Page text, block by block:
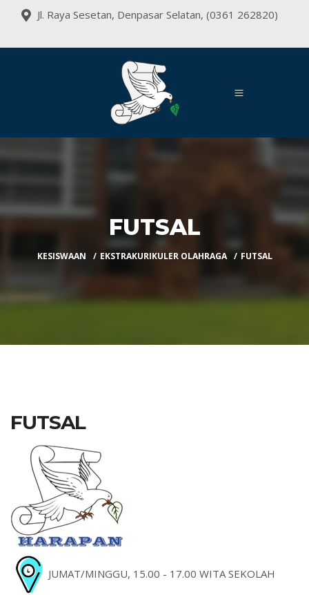
Jl. Raya Sesetan, Denpasar Selatan, (0361 262820)
FUTSAL
KESISWAAN EKSTRAKURIKULER OLAHRAGA FUTSAL
FUTSAL
JUMAT/MINGGU, 15.00 - 17.00 WITA SEKOLAH